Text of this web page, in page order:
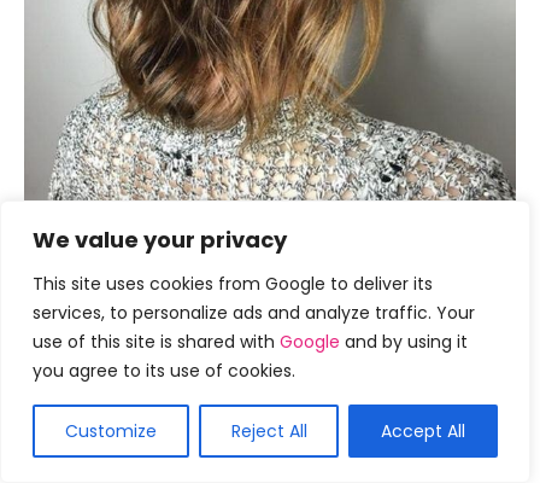
We value your privacy
This site uses cookies from Google to deliver its
services, to personalize ads and analyze traffic. Your
use of this site is shared with Google and by using it
you agree to its use of cookies.
Customize Reject All Accept All